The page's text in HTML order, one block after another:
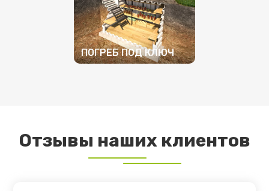
ПОГРЕБ ПОД КЛЮЧ
Отзывы наших клиентов